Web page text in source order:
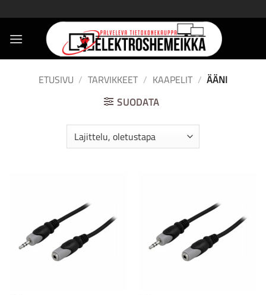
to
content
ETUSIVU / TARVIKKEET / KAAPELIT / ÄÄNI
SUODATA